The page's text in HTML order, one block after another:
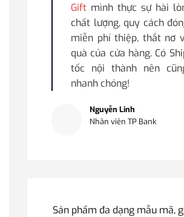
Gift mình thực sự hài
chất lượng, quy cách
miễn phí thiệp, thắt nơ
quà của cửa hàng. Có
tốc nội thành nên
nhanh chóng!
Nguyễn Linh
Nhân viên TP Bank
Sản phẩm đa dạng mẫu mã,